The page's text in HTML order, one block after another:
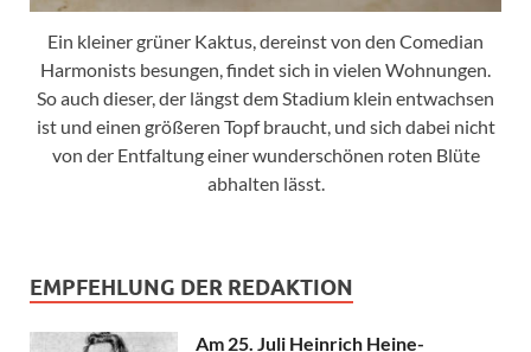
Ein kleiner grüner Kaktus, dereinst von den Comedian
Harmonists besungen, findet sich in vielen Wohnungen.
So auch dieser, der längst dem Stadium klein entwachsen
ist und einen größeren Topf braucht, und sich dabei nicht
von der Entfaltung einer wunderschönen roten Blüte
abhalten lässt.
EMPFEHLUNG DER REDAKTION
Am 25. Juli Heinrich Heine-